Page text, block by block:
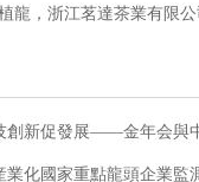
龍，浙江茗達茶業有限
創新促發展——金年会與
化國家重點龍頭企業監